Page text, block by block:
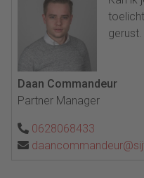
Daan Commandeur
Partner Manager
0628068433